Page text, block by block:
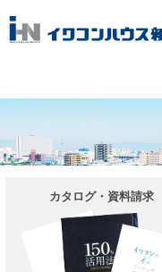
カタログ・資料請求